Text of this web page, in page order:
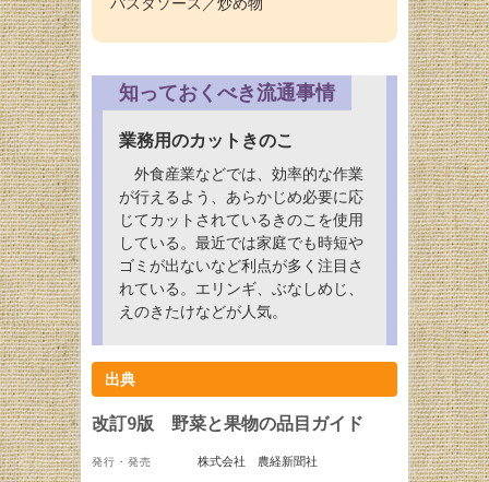
知っておくべき流通事情
業務用のカットきのこ
外食産業などでは、効率的な作業
が行えるよう、あらかじめ必要に応
じてカットされているきのこを使用
している。最近では家庭でも時短や
ゴミが出ないなど利点が多く注目さ
れている。エリンギ、ぶなしめじ、
えのきたけなどが人気。
出典
改訂9版 野菜と果物の品目ガイド
発行・発売 株式会社 農経新聞社